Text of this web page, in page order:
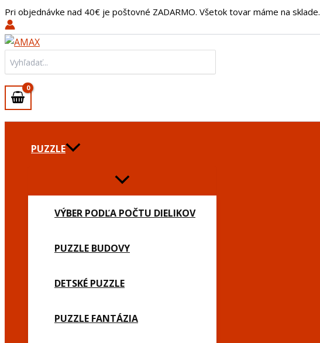
Preskočiť
na
obsah
Pri objednávke nad 40€ je poštovné ZADARMO. Všetok tovar máme na sklade.
for:
PUZZLE
VÝBER PODĽA POČTU DIELIKOV
PUZZLE BUDOVY
DETSKÉ PUZZLE
PUZZLE FANTÁZIA
Držiak
na
sviečky
Luster